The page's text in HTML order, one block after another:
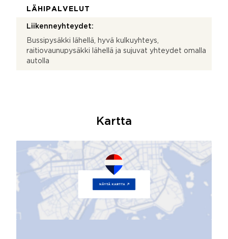
LÄHIPALVELUT
Liikenneyhteydet:
Bussipysäkki lähellä, hyvä kulkuyhteys,
raitiovaunupysäkki lähellä ja sujuvat yhteydet omalla
autolla
Kartta